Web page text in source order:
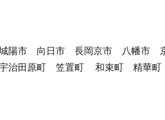
陽市 向日市 長岡京市 八幡市
治田原町 笠置町 和束町 精華